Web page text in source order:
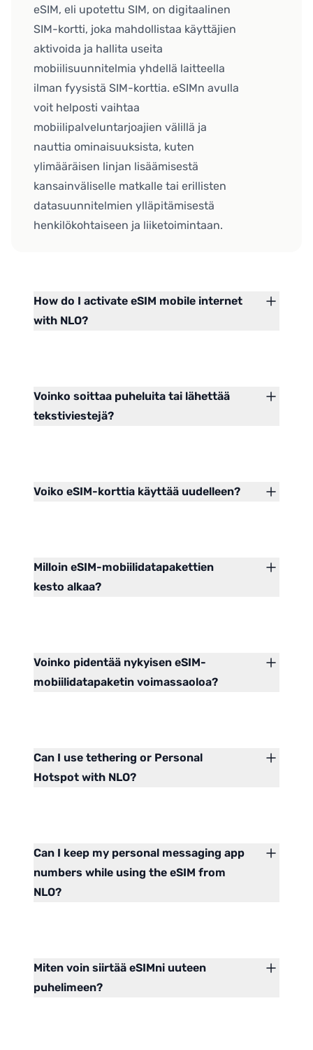
eSIM, eli upotettu SIM, on digitaalinen
SIM-kortti, joka mahdollistaa käyttäjien
aktivoida ja hallita useita
mobiilisuunnitelmia yhdellä laitteella
ilman fyysistä SIM-korttia. eSIMn avulla
voit helposti vaihtaa
mobiilipalveluntarjoajien välillä ja
nauttia ominaisuuksista, kuten
ylimääräisen linjan lisäämisestä
kansainväliselle matkalle tai erillisten
datasuunnitelmien ylläpitämisestä
henkilökohtaiseen ja liiketoimintaan.
How do I activate eSIM mobile internet
with NLO?
Voinko soittaa puheluita tai lähettää
tekstiviestejä?
Voiko eSIM-korttia käyttää uudelleen?
Milloin eSIM-mobiilidatapakettien
kesto alkaa?
Voinko pidentää nykyisen eSIM-
mobiilidatapaketin voimassaoloa?
Can I use tethering or Personal
Hotspot with NLO?
Can I keep my personal messaging app
numbers while using the eSIM from
NLO?
Miten voin siirtää eSIMni uuteen
puhelimeen?